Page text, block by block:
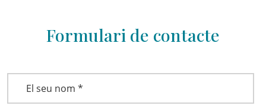
Formulari de contacte